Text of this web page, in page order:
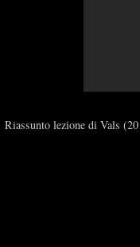
Riassunto lezione di Vals